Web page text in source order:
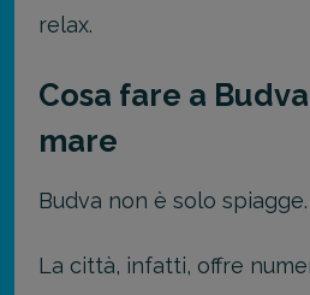
relax.
Cosa fare a
mare
Budva non è solo spiagge.
La città, infatti, offre